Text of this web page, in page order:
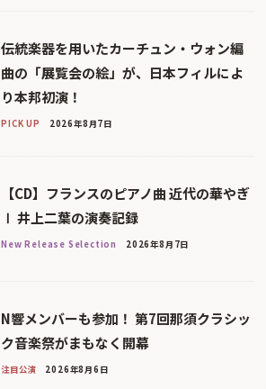
伝統楽器を用いたカーチュン・ウォン編
曲の「展覧会の絵」が、日本フィルによ
り本邦初演！
PICK UP 2026年8月7日
【CD】フランスのピアノ曲 近代の華やぎ
Ⅰ 井上二葉の演奏記録
New Release Selection 2026年8月7日
N響メンバーも参加！ 第7回那須クラシッ
ク音楽祭がまもなく開幕
注目公演 2026年8月6日